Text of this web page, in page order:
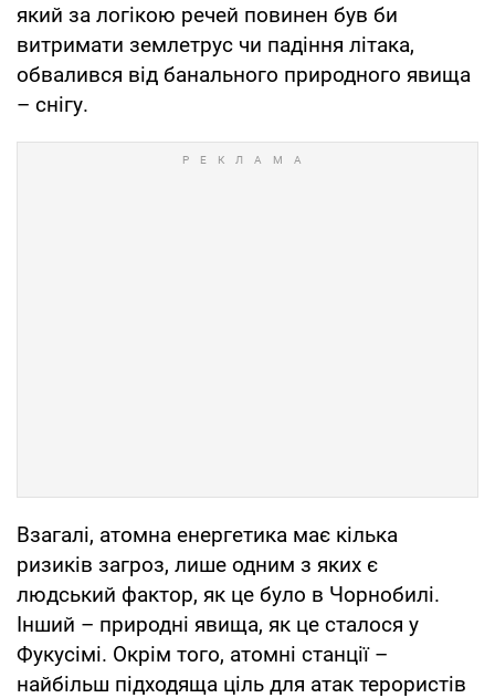
який за логікою речей повинен був би
витримати землетрус чи падіння літака,
обвалився від банального природного явища
– снігу.
Взагалі, атомна енергетика має кілька
ризиків загроз, лише одним з яких є
людський фактор, як це було в Чорнобилі.
Інший – природні явища, як це сталося у
Фукусімі. Окрім того, атомні станції –
найбільш підходяща ціль для атак терористів